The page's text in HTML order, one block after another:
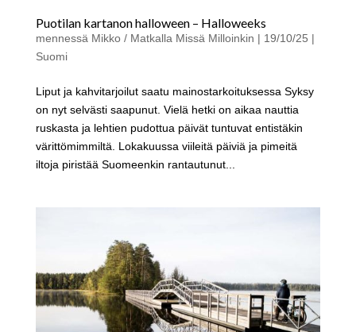
Puotilan kartanon halloween – Halloweeks
mennessä Mikko / Matkalla Missä Milloinkin | 19/10/25 |
Suomi
Liput ja kahvitarjoilut saatu mainostarkoituksessa Syksy
on nyt selvästi saapunut. Vielä hetki on aikaa nauttia
ruskasta ja lehtien pudottua päivät tuntuvat entistäkin
värittömimmiltä. Lokakuussa viileitä päiviä ja pimeitä
iltoja piristää Suomeenkin rantautunut...